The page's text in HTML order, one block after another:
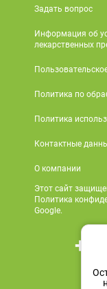
Задать вопрос
Информация об
лекарственных
Политика по
Политика
Контактные
О компании
Этот сайт
Политика
Google.
+7